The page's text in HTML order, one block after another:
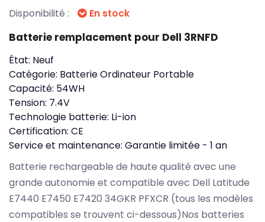
Disponibilité : En stock
Batterie remplacement pour Dell 3RNFD
État: Neuf
Catégorie: Batterie Ordinateur Portable
Capacité: 54WH
Tension: 7.4V
Technologie batterie: Li-ion
Certification: CE
Service et maintenance: Garantie limitée - 1 an
Batterie rechargeable de haute qualité avec une
grande autonomie et compatible avec Dell Latitude
E7440 E7450 E7420 34GKR PFXCR (tous les modèles
compatibles se trouvent ci-dessous)Nos batteries